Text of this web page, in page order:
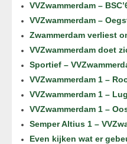
VVZwammerdam –
VVZwammerdam –
Zwammerdam verliest
VVZwammerdam doet
Sportief –
VVZwammerdam 1 –
VVZwammerdam 1 –
VVZwammerdam 1 –
Semper Altius 1 –
Even kijken wat er